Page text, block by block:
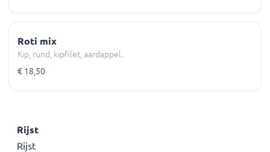
Roti mix
Kip, rund, kipfilet, aardappel.
€ 18,50
Rijst
Rijst